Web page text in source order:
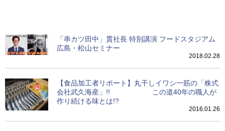
「串カツ田中」貫社長 特別講演 フードスタジアム
広島・松山セミナー
2018.02.28
【食品加工者リポート】丸干しイワシ一筋の「株式
会社武久海産」!! この道40年の職人が
作り続ける味とは!?
2016.01.26